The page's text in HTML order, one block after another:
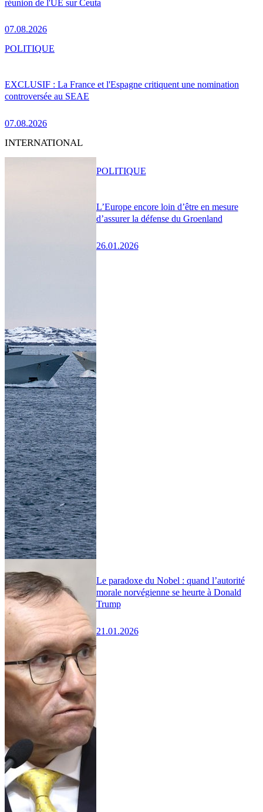
réunion de l'UE sur Ceuta
07.08.2026
EXCLUSIF : La France et l'Espagne critiquent une nomination
controversée au SEAE
07.08.2026
POLITIQUE
INTERNATIONAL
L’Europe encore loin d’être en mesure
d’assurer la défense du Groenland
26.01.2026
POLITIQUE
Le paradoxe du Nobel : quand l’autorité
morale norvégienne se heurte à Donald
Trump
21.01.2026